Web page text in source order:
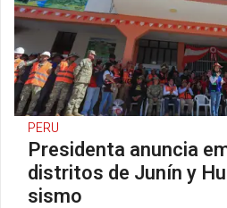
PERU
Presidenta anuncia
distritos de Junín y
sismo